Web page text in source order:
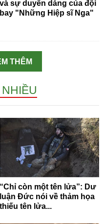
và sự duyên dáng của đội
bay "Những Hiệp sĩ Nga"
THÊM
“Chỉ còn một tên lửa”: Dư
luận Đức nói về thảm họa
thiếu tên lửa...